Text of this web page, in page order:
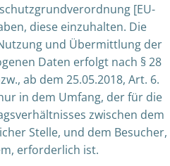
[EU-
diese einzuhalten. Die
und Übermittlung der
Daten erfolgt nach § 28
ab dem 25.05.2018, Art. 6.
in dem Umfang, der für die
zwischen dem
Stelle, und dem Besucher,
erforderlich ist.